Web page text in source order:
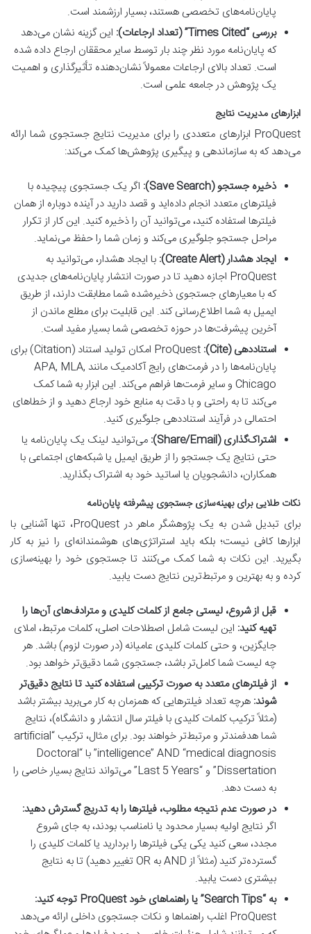
پایان‌نامه‌های تخصصی هستند، بسیار ارزشمند است.
بررسی “Times Cited” (تعداد ارجاعات):
این گزینه نشان می‌دهد
که پایان‌نامه مورد نظر چند بار توسط سایر محققان ارجاع داده شده
است. تعداد بالای ارجاعات معمولاً نشان‌دهنده تأثیرگذاری و اهمیت
یک پژوهش در جامعه علمی است.
ابزارهای مدیریت نتایج
ProQuest ابزارهای متعددی را برای مدیریت نتایج جستجوی شما ارائه
می‌دهد که به سازماندهی و پیگیری پژوهش‌ها کمک می‌کند:
ذخیره جستجو (Save Search):
اگر یک جستجوی پیچیده با
فیلترهای متعدد انجام داده‌اید و قصد دارید در آینده دوباره از همان
فیلترها استفاده کنید، می‌توانید آن را ذخیره کنید. این کار از تکرار
مراحل جستجو جلوگیری می‌کند و زمان شما را حفظ می‌نماید.
ایجاد هشدار (Create Alert):
با ایجاد هشدار، می‌توانید به
ProQuest اجازه دهید تا در صورت انتشار پایان‌نامه‌های جدیدی
که با معیارهای جستجوی ذخیره‌شده شما مطابقت دارند، از طریق
ایمیل به شما اطلاع‌رسانی کند. این قابلیت برای مطلع ماندن از
آخرین پیشرفت‌ها در حوزه تخصصی شما بسیار مفید است.
استناددهی (Cite):
ProQuest امکان تولید استناد (Citation) برای
پایان‌نامه‌ها را در فرمت‌های رایج آکادمیک مانند APA, MLA,
Chicago و سایر فرمت‌ها فراهم می‌کند. این ابزار به شما کمک
می‌کند تا به راحتی و با دقت به منابع خود ارجاع دهید و از خطاهای
احتمالی در فرآیند استناددهی جلوگیری کنید.
اشتراک‌گذاری (Share/Email):
می‌توانید لینک یک پایان‌نامه یا
حتی نتایج یک جستجو را از طریق ایمیل یا شبکه‌های اجتماعی با
همکاران، دانشجویان یا اساتید خود به اشتراک بگذارید.
نکات طلایی برای بهینه‌سازی جستجوی پیشرفته پایان‌نامه
برای تبدیل شدن به یک پژوهشگر ماهر در ProQuest، تنها آشنایی با
ابزارها کافی نیست؛ بلکه باید استراتژی‌های هوشمندانه‌ای را نیز به کار
بگیرید. این نکات به شما کمک می‌کنند تا جستجوی خود را بهینه‌سازی
کرده و به بهترین و مرتبط‌ترین نتایج دست یابید.
قبل از شروع، لیستی جامع از کلمات کلیدی و مترادف‌های آن‌ها را
تهیه کنید: این لیست شامل اصطلاحات اصلی، کلمات مرتبط، املای
جایگزین، و حتی کلمات کلیدی عامیانه (در صورت لزوم) باشد. هر
چه لیست شما کامل‌تر باشد، جستجوی شما دقیق‌تر خواهد بود.
از فیلترهای متعدد به صورت ترکیبی استفاده کنید تا نتایج دقیق‌تر
شوند: هرچه تعداد فیلترهایی که همزمان به کار می‌برید بیشتر باشد
(مثلاً ترکیب کلمات کلیدی با فیلتر سال انتشار و دانشگاه)، نتایج
شما هدفمندتر و مرتبط‌تر خواهند بود. برای مثال، ترکیب “artificial
intelligence” AND “medical diagnosis” با “Doctoral
Dissertation” و “Last 5 Years” می‌تواند نتایج بسیار خاصی را
به دست دهد.
در صورت عدم نتیجه مطلوب، فیلترها را به تدریج گسترش دهید:
اگر نتایج اولیه بسیار محدود یا نامناسب بودند، به جای شروع
مجدد، سعی کنید یکی یکی فیلترها را بردارید یا کلمات کلیدی را
گسترده‌تر کنید (مثلاً از AND به OR تغییر دهید) تا به نتایج
بیشتری دست یابید.
به “Search Tips” یا راهنماهای خود ProQuest توجه کنید:
ProQuest اغلب راهنماها و نکات جستجوی داخلی ارائه می‌دهد